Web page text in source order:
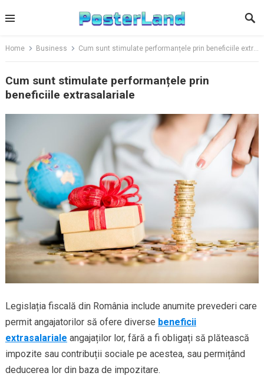
to
Home Business Cum sunt stimulate performanțele prin beneficiile extrasalariale
Cum sunt stimulate performanțele prin
beneficiile extrasalariale
Legislația fiscală din România include anumite prevederi care
permit angajatorilor să ofere diverse beneficii
extrasalariale angajaților lor, fără a fi obligați să plătească
impozite sau contribuții sociale pe acestea, sau permițând
deducerea lor din baza de impozitare.